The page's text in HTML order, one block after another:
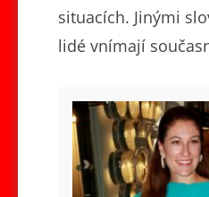
situacích. Jinými
lidé vnímají